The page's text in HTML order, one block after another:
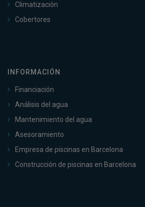
Climatización
Cobertores
INFORMACIÓN
Financiación
Análisis del agua
Mantenimiento del agua
Asesoramiento
Empresa de piscinas en Barcelona
Construcción de piscinas en Barcelona